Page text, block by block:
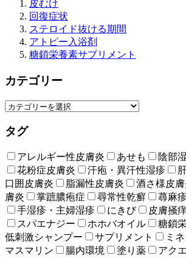
皮むけ
回復症状
ステロイド抜ける期間
アトピー入浴剤
糖鎖栄養素サプリメント
カテゴリー
タグ
アレルギー性皮膚炎 あせも 陰部
花粉症皮膚炎
汗疱・異汗性湿疹
口囲皮膚炎
脂漏性皮膚炎 酒さ様皮膚
膚炎
掌蹠膿疱症 尋常性乾癬 蕁麻疹
手湿疹・主婦湿疹
にきび 皮膚掻
スパエナジー
ホホバオイル 糖鎖
低刺激シャンプー
サプリメント
ミ
マスマリン
腸内環境 塗り薬 アク